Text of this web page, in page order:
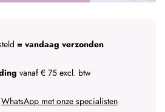
= vandaag verzonden
vanaf € 75 excl. btw
WhatsApp met onze specialisten